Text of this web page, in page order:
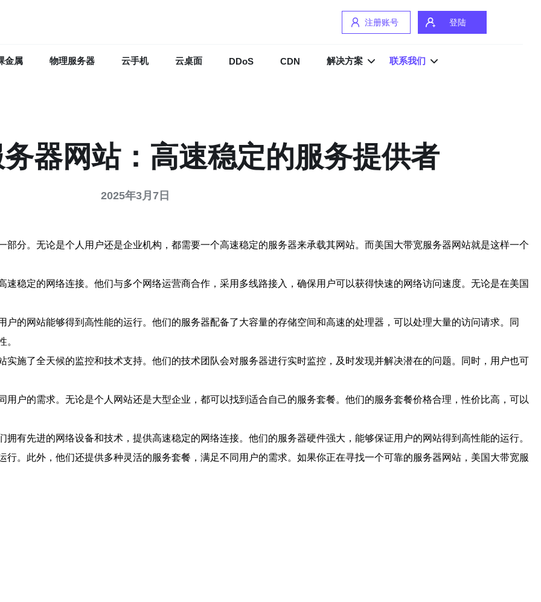
注册账号 登陆
金属 物理服务器 云手机 云桌面 DDoS CDN 解决方案 联系我们
器网站：高速稳定的服务提供者
2025年3月7日
分。无论是个人用户还是企业机构，都需要一个高速稳定的服务器来承载其网站。而美国大带宽服务器网站就是这样一个
稳定的网络连接。他们与多个网络运营商合作，采用多线路接入，确保用户可以获得快速的网络访问速度。无论是在美国
的网站能够得到高性能的运行。他们的服务器配备了大容量的存储空间和高速的处理器，可以处理大量的访问请求。同
。
施了全天候的监控和技术支持。他们的技术团队会对服务器进行实时监控，及时发现并解决潜在的问题。同时，用户也可
户的需求。无论是个人网站还是大型企业，都可以找到适合自己的服务套餐。他们的服务套餐价格合理，性价比高，可以
有先进的网络设备和技术，提供高速稳定的网络连接。他们的服务器硬件强大，能够保证用户的网站得到高性能的运行。
。此外，他们还提供多种灵活的服务套餐，满足不同用户的需求。如果你正在寻找一个可靠的服务器网站，美国大带宽服